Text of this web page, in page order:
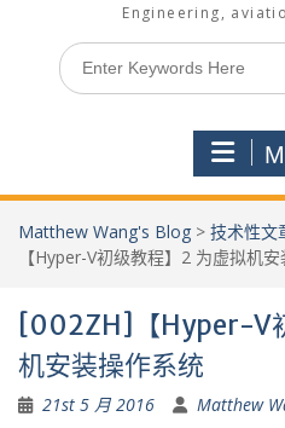
Engineering,
Search
for:
Matthew Wang's Blog > 技术性文
【Hyper-V初级教程】2 为虚拟机
[002ZH]【Hyper-V
机安装操作系统
21st 5 月 2016 Matthew